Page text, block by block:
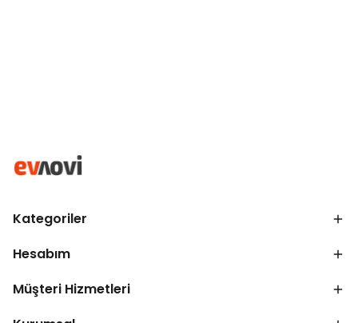
Kategoriler
Hesabım
Müşteri Hizmetleri